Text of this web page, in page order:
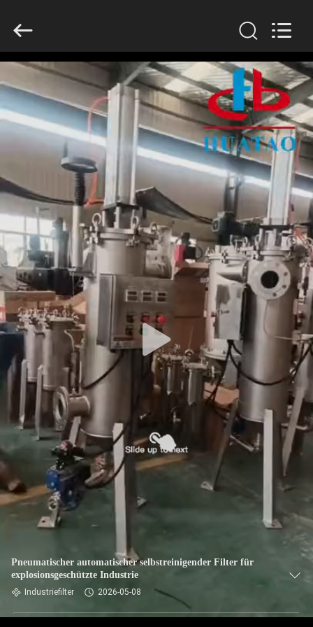
HAUS
PRODUKTE
ÜBER
UNS
FABRIK-
AUSFLUG
QUALITÄTSKONTROLLE
TRETEN
SIE
MIT
UNS
IN
VERBINDUNG
NACHRICHTEN
SIE EIN
ZITAT
Reserved.
Pneumatischer automatischer selbstreinigender Filter für
explosionsgeschützte Industrie
Industriefilter 2026-05-08